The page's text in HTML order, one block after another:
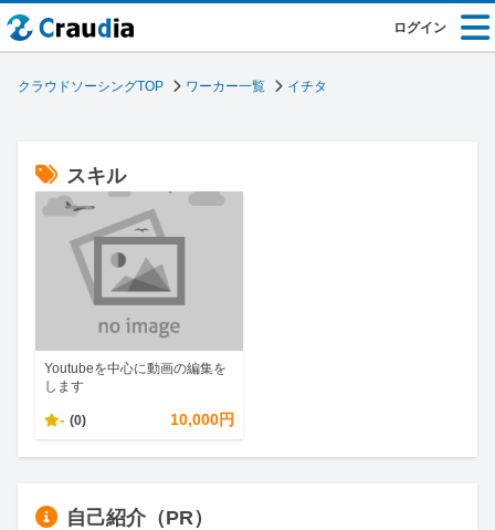
ログイン
クラウドソーシングTOP ワーカー一覧 イチタ
スキル
Youtubeを中心に動画の編集を
します
- (0) 10,000円
自己紹介（PR）